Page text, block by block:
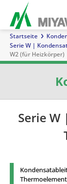
Startseite
Serie W |
W2 (für Heizkörper)
Serie G
Serie D |
Serie
Thermoelement